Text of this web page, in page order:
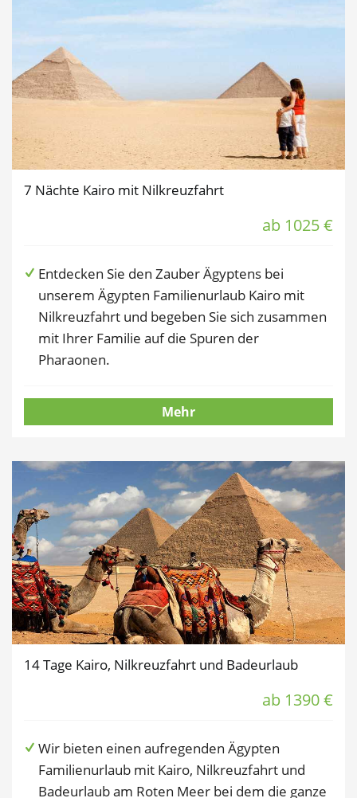
7 Nächte Kairo mit Nilkreuzfahrt
ab 1025 €
Entdecken Sie den Zauber Ägyptens bei
unserem Ägypten Familienurlaub Kairo mit
Nilkreuzfahrt und begeben Sie sich zusammen
mit Ihrer Familie auf die Spuren der
Pharaonen.
Mehr
14 Tage Kairo, Nilkreuzfahrt und Badeurlaub
ab 1390 €
Wir bieten einen aufregenden Ägypten
Familienurlaub mit Kairo, Nilkreuzfahrt und
Badeurlaub am Roten Meer bei dem die ganze